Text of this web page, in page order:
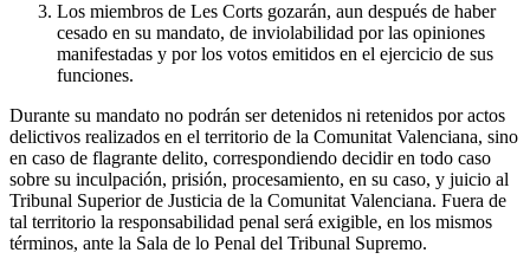
Los miembros de Les Corts gozarán, aun después de haber
cesado en su mandato, de inviolabilidad por las opiniones
manifestadas y por los votos emitidos en el ejercicio de sus
funciones.
Durante su mandato no podrán ser detenidos ni retenidos por actos
delictivos realizados en el territorio de la Comunitat Valenciana, sino
en caso de flagrante delito, correspondiendo decidir en todo caso
sobre su inculpación, prisión, procesamiento, en su caso, y juicio al
Tribunal Superior de Justicia de la Comunitat Valenciana. Fuera de
tal territorio la responsabilidad penal será exigible, en los mismos
términos, ante la Sala de lo Penal del Tribunal Supremo.